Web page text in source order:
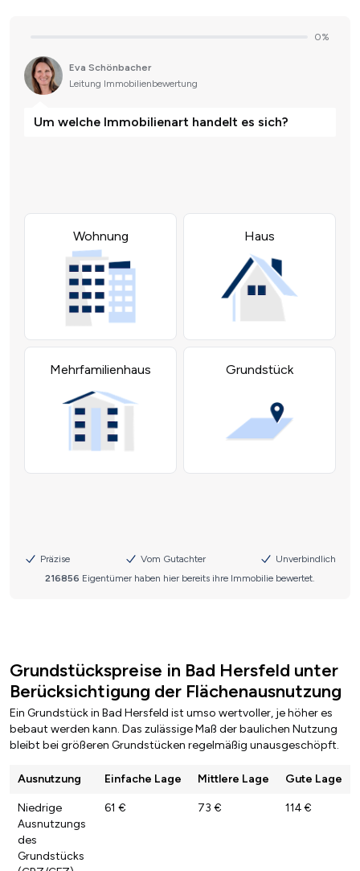
Grundstückspreise in Bad Hersfeld unter
Berücksichtigung der Flächenausnutzung
Ein Grundstück in Bad Hersfeld ist umso wertvoller, je höher es
bebaut werden kann. Das zulässige Maß der baulichen Nutzung
bleibt bei größeren Grundstücken regelmäßig unausgeschöpft.
Ausnutzung Einfache Lage Mittlere Lage Gute Lage
Niedrige
Ausnutzungs
des
Grundstücks
61 € 73 € 114 €